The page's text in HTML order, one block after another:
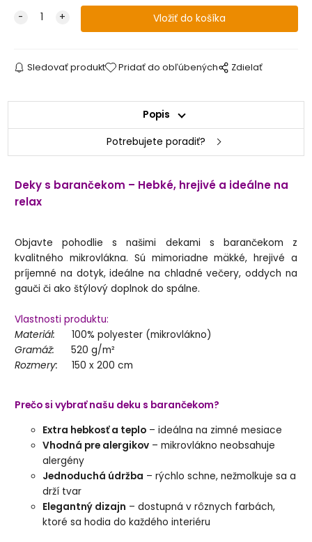
Sledovať produkt Pridať do obľúbených Zdielať
Popis
Potrebujete poradiť?
Deky s barančekom – Hebké, hrejivé a ideálne na
relax
Objavte pohodlie s našimi dekami s barančekom z
kvalitného mikrovlákna. Sú mimoriadne mäkké, hrejivé a
príjemné na dotyk, ideálne na chladné večery, oddych na
gauči či ako štýlový doplnok do spálne.
Vlastnosti produktu:
Materiál:
100% polyester (mikrovlákno)
Gramáž:
520 g/m²
Rozmery:
150 x 200 cm
Prečo si vybrať našu deku s barančekom?
Extra hebkosť a teplo – ideálna na zimné mesiace
Vhodná pre alergikov – mikrovlákno neobsahuje
alergény
Jednoduchá údržba – rýchlo schne, nežmolkuje sa a
drží tvar
Elegantný dizajn – dostupná v rôznych farbách,
ktoré sa hodia do každého interiéru